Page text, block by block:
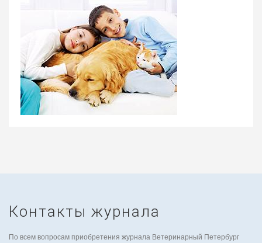
Контакты журнала
По всем вопросам приобретения журнала Ветеринарный Петербург